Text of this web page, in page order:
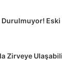
Durulmuyor!
Zirveye